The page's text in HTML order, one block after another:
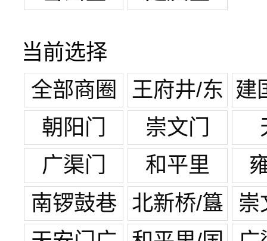
当前选择
全部商圈
王府井/东
单
建
朝阳门 崇文门
广渠门
和平里
南锣鼓巷
北新桥/簋
街
崇